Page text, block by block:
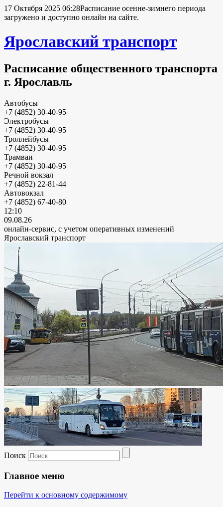
17 Октября 2025 06:28Расписание осенне-зимнего периода
загружено и доступно онлайн на сайте.
Ярославский транспорт
Расписание общественного транспорта
г. Ярославль
Автобусы
+7 (4852) 30-40-95
Электробусы
+7 (4852) 30-40-95
Троллейбусы
+7 (4852) 30-40-95
Трамваи
+7 (4852) 30-40-95
Речной вокзал
+7 (4852) 22-81-44
Автовокзал
+7 (4852) 67-40-80
12:10
09.08.26
онлайн-сервис, с учетом оперативных изменений
Ярославский транспорт
Поиск
Главное меню
Перейти к основному содержимому